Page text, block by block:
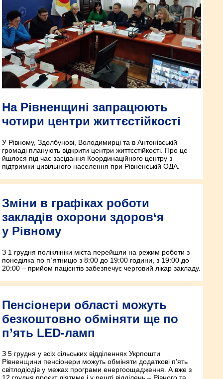
На Рівненщині запрацюють
чотири центри життєстійкості
У Рівному, Здолбунові, Володимирці та в Антонівській
громаді планують відкрити центри життєстійкості. Про це
йшлося під час засідання Координаційного центру з
підтримки цивільного населення при Рівненській ОДА.
Зміни в графіках роботи
закладів охорони здоров‘я
у Рівному
З 1 грудня поліклініки міста перейшли на режим роботи з
понеділка по п`ятницю з 8:00 до 19:00 години, з 19:00 до
20:00 – прийом пацієнтів забезпечує черговий лікар закладу.
Пенсіонери області можуть
безкоштовно обміняти ще по
п’ять LED-ламп
З 5 грудня у всіх сільських відділеннях Укрпошти
Рівненщини пенсіонери можуть обміняти додаткові п’ять
світлодіодів у межах програми енергоощадження. А вже з